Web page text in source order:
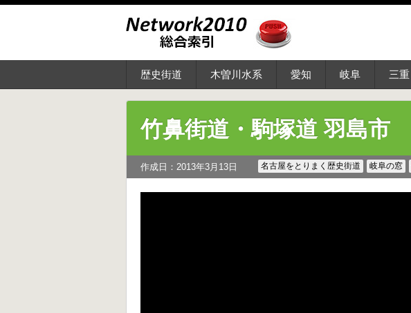
歴史街道 木曽川水系 愛知 岐阜 三重
竹鼻街道・駒塚道 羽島市
作成日：2013年3月13日 名古屋をとりまく歴史街道 岐阜の窓